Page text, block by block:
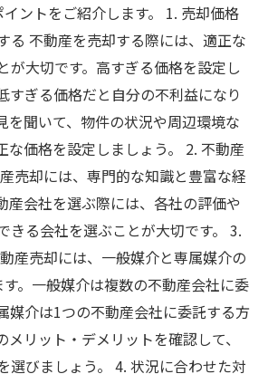
ントをご紹介します。 1. 売却価格
る 不動産を売却する際には、適正な
が大切です。高すぎる価格を設定し
すぎる価格だと自分の不利益になり
を聞いて、物件の状況や周辺環境な
な価格を設定しましょう。 2. 不動産
売却には、専門的な知識と豊富な経
産会社を選ぶ際には、各社の評価や
きる会社を選ぶことが大切です。 3.
産売却には、一般媒介と専属媒介の
。一般媒介は複数の不動産会社に委
媒介は1つの不動産会社に委託する方
メリット・デメリットを確認して、
選びましょう。 4. 状況に合わせた対